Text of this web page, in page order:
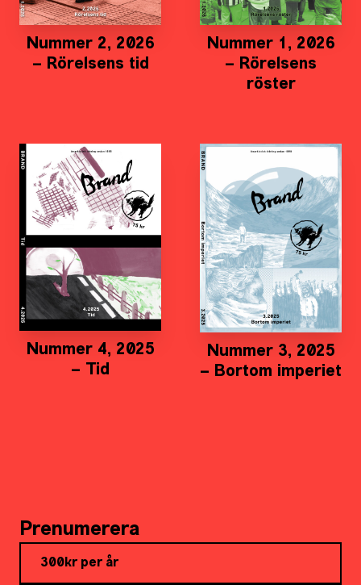
Nummer 2, 2026
– Rörelsens tid
Nummer 1, 2026
– Rörelsens
röster
Nummer 4, 2025
– Tid
Nummer 3, 2025
– Bortom imperiet
Prenumerera
300kr per år